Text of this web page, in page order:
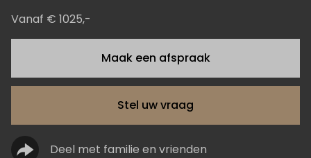
Vanaf € 1025,-
Maak een afspraak
Stel uw vraag
Deel met familie en vrienden